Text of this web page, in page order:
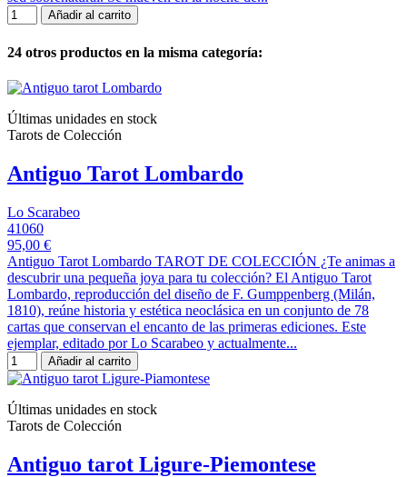
Añadir al carrito
24 otros productos en la misma categoría:
Últimas unidades en stock
Tarots de Colección
Antiguo Tarot Lombardo
Lo Scarabeo
41060
95,00 €
Antiguo Tarot Lombardo TAROT DE COLECCIÓN ¿Te animas a
descubrir una pequeña joya para tu colección? El Antiguo Tarot
Lombardo, reproducción del diseño de F. Gumppenberg (Milán,
1810), reúne historia y estética neoclásica en un conjunto de 78
cartas que conservan el encanto de las primeras ediciones. Este
ejemplar, editado por Lo Scarabeo y actualmente...
Añadir al carrito
Últimas unidades en stock
Tarots de Colección
Antiguo tarot Ligure-Piemontese